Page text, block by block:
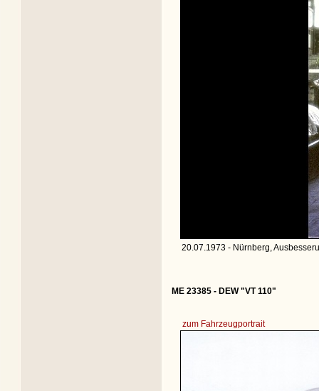
20.07.1973 - Nürnberg,
ME 23385 - DEW "VT 110"
zum Fahrzeugportrait